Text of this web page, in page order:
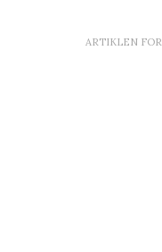
ARTIKLEN